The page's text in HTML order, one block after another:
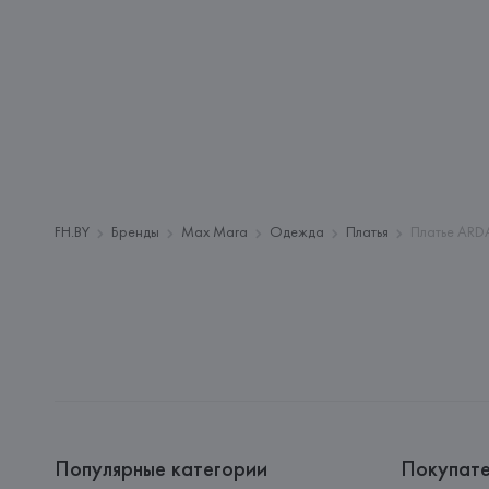
FH.BY Бренды Max Mara Одежда Платья Платье
Популярные категории